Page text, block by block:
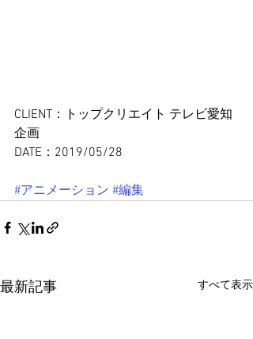
CLIENT：トップクリエイト テレビ愛知
企画
DATE：2019/05/28
#アニメーション #編集
最新記事 すべて表示